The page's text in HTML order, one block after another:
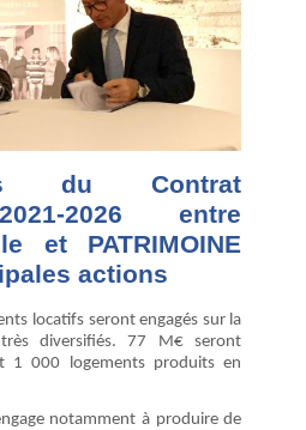
du Contrat
2026 entre
et PATRIMOINE
actions
locatifs seront engagés sur la
diversifiés. 77 M€ seront
1 000 logements produits en
notamment à produire de